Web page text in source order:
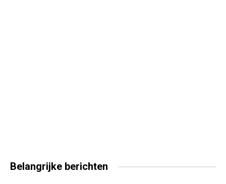
Belangrijke berichten